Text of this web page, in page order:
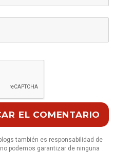
también es responsabilidad de
podemos garantizar de ninguna